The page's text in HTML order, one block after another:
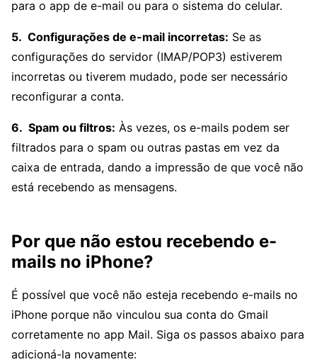
para o app de e-mail ou para o sistema do celular.
Configurações de e-mail incorretas: Se as
configurações do servidor (IMAP/POP3) estiverem
incorretas ou tiverem mudado, pode ser necessário
reconfigurar a conta.
Spam ou filtros: Às vezes, os e-mails podem ser
filtrados para o spam ou outras pastas em vez da
caixa de entrada, dando a impressão de que você não
está recebendo as mensagens.
Por que não estou recebendo e-
mails no iPhone?
É possível que você não esteja recebendo e-mails no
iPhone porque não vinculou sua conta do Gmail
corretamente no app Mail. Siga os passos abaixo para
adicioná-la novamente: